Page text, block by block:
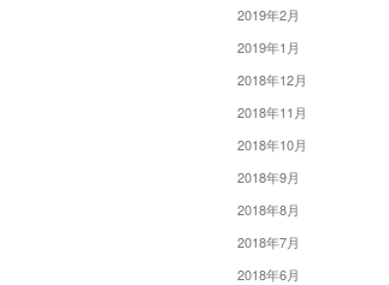
2019年2月
2019年1月
2018年12月
2018年11月
2018年10月
2018年9月
2018年8月
2018年7月
2018年6月